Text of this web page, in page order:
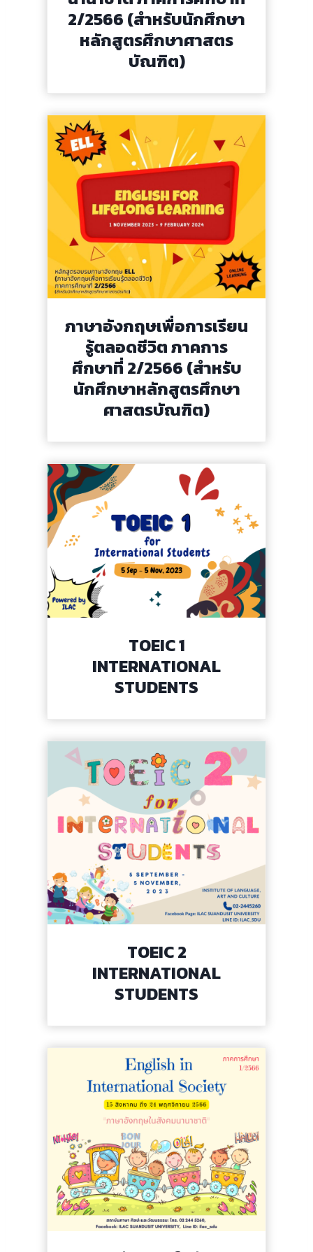
2/2566 (สำหรับนักศึกษา
หลักสูตรศึกษาศาสตร
บัณฑิต)
ภาษาอังกฤษเพื่อการเรียน
รู้ตลอดชีวิต ภาคการ
ศึกษาที่ 2/2566 (สำหรับ
นักศึกษาหลักสูตรศึกษา
ศาสตรบัณฑิต)
TOEIC 1
INTERNATIONAL
STUDENTS
TOEIC 2
INTERNATIONAL
STUDENTS